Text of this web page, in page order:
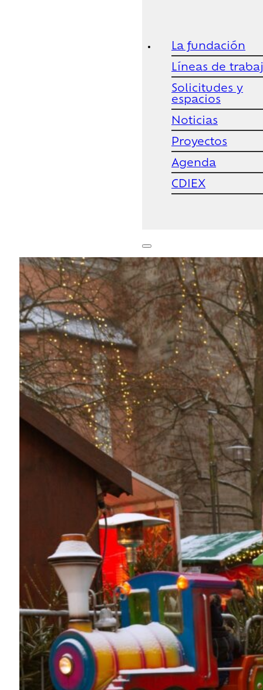
La fundación
Líneas de
Solicitudes y
espacios
Noticias
Proyectos
Agenda
CDIEX